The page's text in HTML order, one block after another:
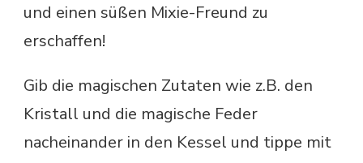
und einen süßen Mixie-Freund zu
erschaffen!
Gib die magischen Zutaten wie z.B. den
Kristall und die magische Feder
nacheinander in den Kessel und tippe mit